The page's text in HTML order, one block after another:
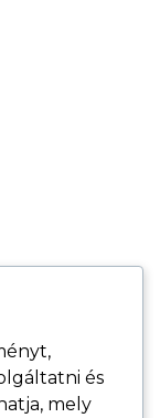
és
mely